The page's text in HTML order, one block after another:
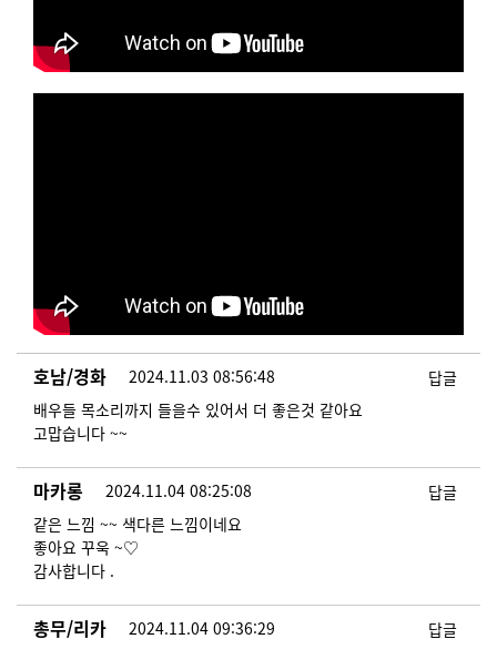
호남/경화 2024.11.03 08:56:48
답글
배우들 목소리까지 들을수 있어서 더 좋은것 같아요
​​​​​고맙습니다 ~~
마카롱 2024.11.04 08:25:08
답글
같은 느낌 ~~ 색다른 느낌이네요
좋아요 꾸욱 ~♡
감사합니다 .
총무/리카 2024.11.04 09:36:29
답글